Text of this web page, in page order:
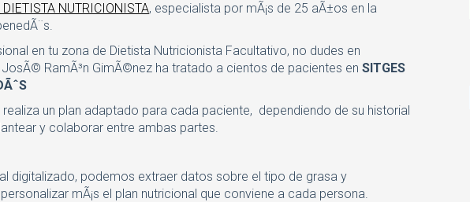
NUTRICIONISTA, especialista por mÃ¡s de 25 aÃ±os en la
en tu zona de Dietista Nutricionista Facultativo, no dudes en
RamÃ³n GimÃ©nez ha tratado a cientos de pacientes en SITGES
un plan adaptado para cada paciente, dependiendo de su historial
y colaborar entre ambas partes.
digitalizado, podemos extraer datos sobre el tipo de grasa y
mÃ¡s el plan nutricional que conviene a cada persona.